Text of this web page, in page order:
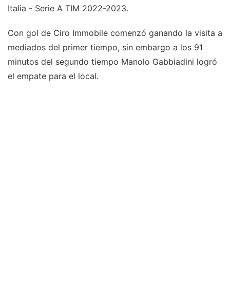
Italia - Serie A TIM 2022-2023.
Con gol de Ciro Immobile comenzó ganando la visita a
mediados del primer tiempo, sin embargo a los 91
minutos del segundo tiempo Manolo Gabbiadini logró
el empate para el local.